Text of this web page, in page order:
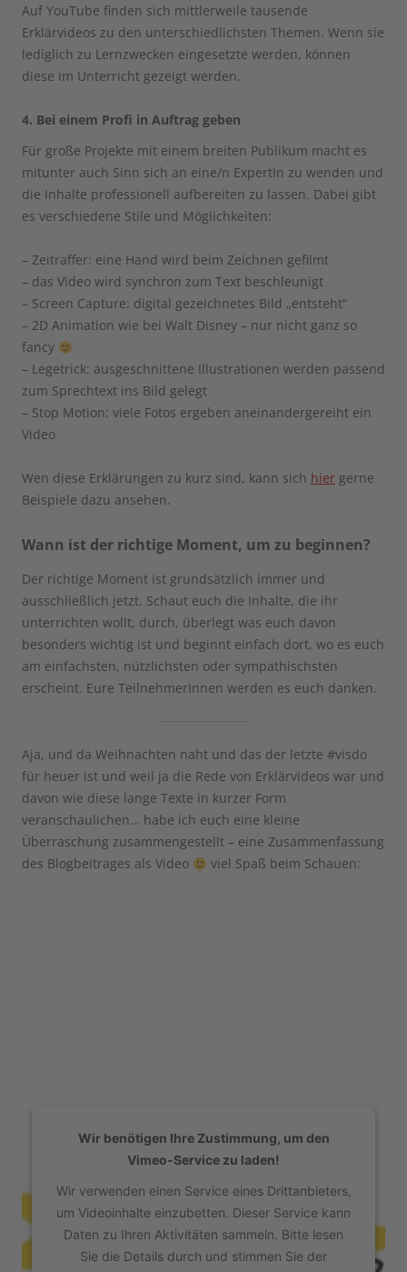
Auf YouTube finden sich mittlerweile tausende
Erklärvideos zu den unterschiedlichsten Themen. Wenn sie
lediglich zu Lernzwecken eingesetzte werden, können
diese im Unterricht gezeigt werden.
4. Bei einem Profi in Auftrag geben
Für große Projekte mit einem breiten Publikum macht es
mitunter auch Sinn sich an eine/n ExpertIn zu wenden und
die Inhalte professionell aufbereiten zu lassen. Dabei gibt
es verschiedene Stile und Möglichkeiten:
– Zeitraffer: eine Hand wird beim Zeichnen gefilmt
– das Video wird synchron zum Text beschleunigt
– Screen Capture: digital gezeichnetes Bild „entsteht“
– 2D Animation wie bei Walt Disney – nur nicht ganz so
fancy
– Legetrick: ausgeschnittene Illustrationen werden passend
zum Sprechtext ins Bild gelegt
– Stop Motion: viele Fotos ergeben aneinandergereiht ein
Video
Wen diese Erklärungen zu kurz sind, kann sich hier gerne
Beispiele dazu ansehen.
Wann ist der richtige Moment, um zu beginnen?
Der richtige Moment ist grundsätzlich immer und
ausschließlich jetzt. Schaut euch die Inhalte, die ihr
unterrichten wollt, durch, überlegt was euch davon
besonders wichtig ist und beginnt einfach dort, wo es euch
am einfachsten, nützlichsten oder sympathischsten
erscheint. Eure TeilnehmerInnen werden es euch danken.
Aja, und da Weihnachten naht und das der letzte #visdo
für heuer ist und weil ja die Rede von Erklärvideos war und
davon wie diese lange Texte in kurzer Form
veranschaulichen… habe ich euch eine kleine
Überraschung zusammengestellt – eine Zusammenfassung
des Blogbeitrages als Video
viel Spaß beim Schauen:
Wir benötigen Ihre Zustimmung, um den
Vimeo-Service zu laden!
Wir verwenden einen Service eines Drittanbieters,
um Videoinhalte einzubetten. Dieser Service kann
Daten zu Ihren Aktivitäten sammeln. Bitte lesen
Sie die Details durch und stimmen Sie der